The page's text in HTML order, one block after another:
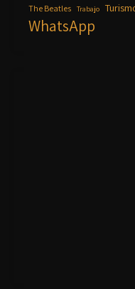
The Beatles Trabajo
WhatsApp